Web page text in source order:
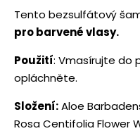
Tento bezsulfátový
pro barvené vlasy.
Použití: Vmasírujte do
opláchněte.
Složení:Aloe
Rosa Centifolia Flower